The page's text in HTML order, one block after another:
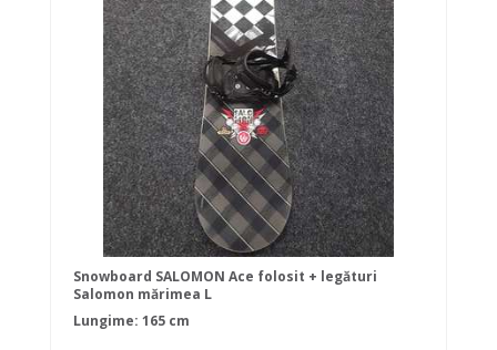
Snowboard SALOMON Ace folosit + legături
Salomon mărimea L
Lungime: 165 cm